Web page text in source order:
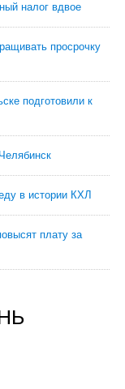
налог вдвое
просрочку
подготовили к
в истории КХЛ
плату за